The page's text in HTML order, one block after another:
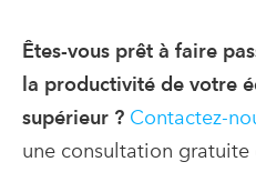
Êtes-vous prêt à faire
la productivité de votre
supérieur ? Contactez-
une consultation